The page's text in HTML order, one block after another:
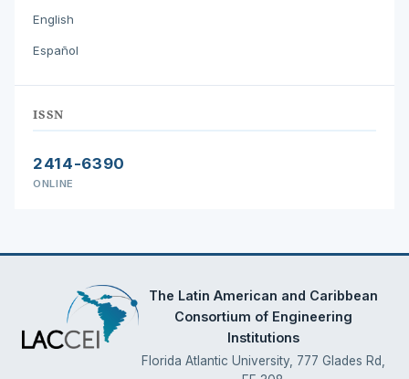
English
Español
ISSN
2414-6390
ONLINE
The Latin American and Caribbean
Consortium of Engineering
Institutions
Florida Atlantic University, 777 Glades Rd,